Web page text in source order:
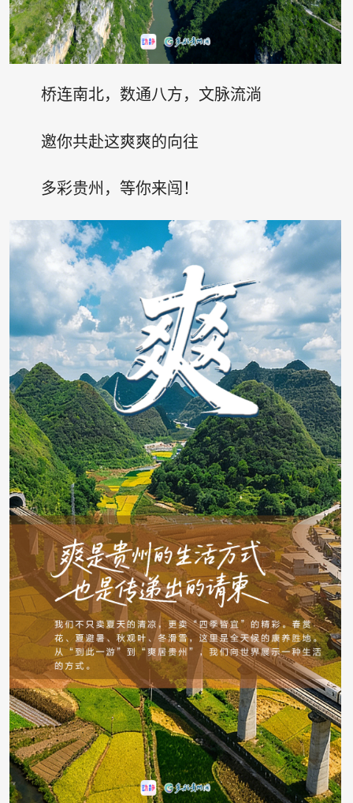
桥连南北，数通八方，文脉流淌
邀你共赴这爽爽的向往
多彩贵州，等你来闯！